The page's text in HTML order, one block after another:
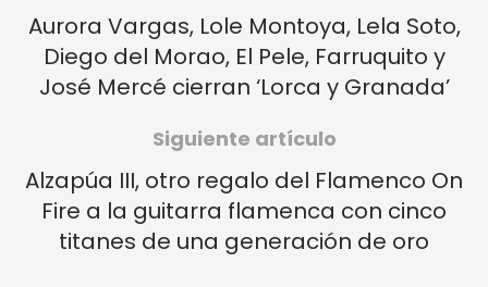
Aurora Vargas, Lole Montoya, Lela Soto,
Diego del Morao, El Pele, Farruquito y
José Mercé cierran ‘Lorca y Granada’
Siguiente artículo
Alzapúa III, otro regalo del Flamenco On
Fire a la guitarra flamenca con cinco
titanes de una generación de oro